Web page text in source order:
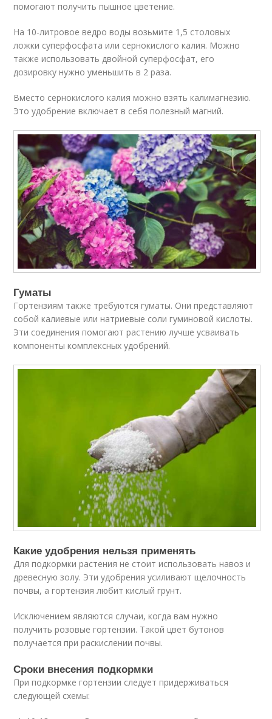
помогают получить пышное цветение.
На 10-литровое ведро воды возьмите 1,5 столовых
ложки суперфосфата или сернокислого калия. Можно
также использовать двойной суперфосфат, его
дозировку нужно уменьшить в 2 раза.
Вместо сернокислого калия можно взять калимагнезию.
Это удобрение включает в себя полезный магний.
Гуматы
Гортензиям также требуются гуматы. Они представляют
собой калиевые или натриевые соли гуминовой кислоты.
Эти соединения помогают растению лучше усваивать
компоненты комплексных удобрений.
Какие удобрения нельзя применять
Для подкормки растения не стоит использовать навоз и
древесную золу. Эти удобрения усиливают щелочность
почвы, а гортензия любит кислый грунт.
Исключением являются случаи, когда вам нужно
получить розовые гортензии. Такой цвет бутонов
получается при раскислении почвы.
Сроки внесения подкормки
При подкормке гортензии следует придерживаться
следующей схемы: